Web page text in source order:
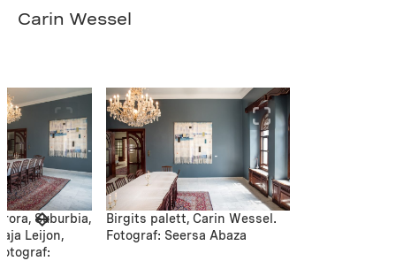
Carin Wessel
Suburbia,
Leijon,
Birgits palett, Carin Wessel.
Fotograf: Seersa Abaza